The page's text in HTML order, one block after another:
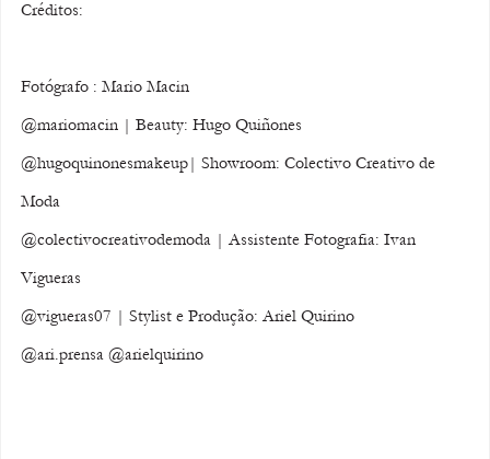
Créditos:
Fotógrafo : Mario Macin
@mariomacin | Beauty: Hugo Quiñones
@hugoquinonesmakeup| Showroom: Colectivo Creativo de
Moda
@colectivocreativodemoda | Assistente Fotografia: Ivan
Vigueras
@vigueras07 | Stylist e Produção: Ariel Quirino
@ari.prensa @arielquirino